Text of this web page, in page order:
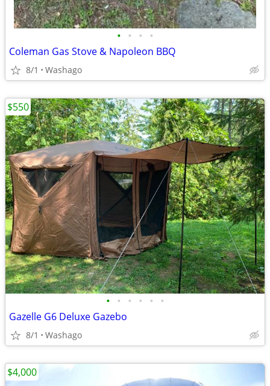
• • • •
Coleman Gas Stove & Napoleon BBQ
8/1 Washago
• • • • • •
Gazelle G6 Deluxe Gazebo
8/1 Washago
$550
$4,000